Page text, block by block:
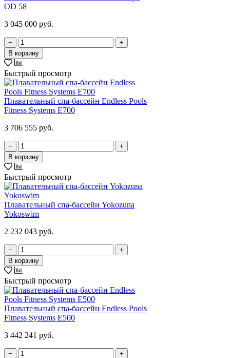
OD 58
3 045 000 руб.
−
+
В корзину
Быстрый просмотр
Плавательный спа-бассейн Endless Pools
Fitness Systems E700
3 706 555 руб.
−
+
В корзину
Быстрый просмотр
Плавательный спа-бассейн Yokozuna
Yokoswim
2 232 043 руб.
−
+
В корзину
Быстрый просмотр
Плавательный спа-бассейн Endless Pools
Fitness Systems E500
3 442 241 руб.
−
+